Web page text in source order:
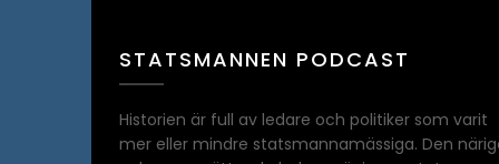
STATSMANNEN PODCAST
Historien är full av ledare och politiker som varit
mer eller mindre statsmannamässiga. Den